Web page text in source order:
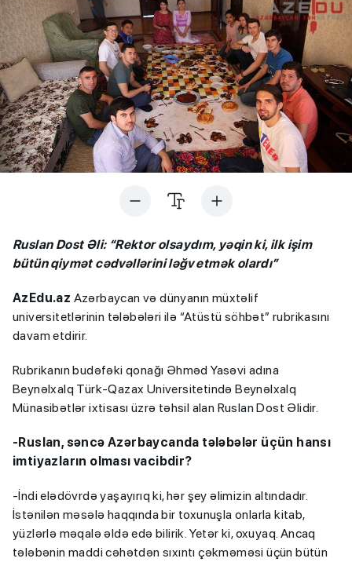
Ruslan Dost Əli: “Rektor olsaydım, yəqin ki, ilk işim
bütün qiymət cədvəllərini ləğv etmək olardı”
AzEdu.az Azərbaycan və dünyanın müxtəlif
universitetlərinin tələbələri ilə “Atüstü söhbət” rubrikasını
davam etdirir.
Rubrikanın budəfəki qonağı Əhməd Yasəvi adına
Beynəlxalq Türk-Qazax Universitetində Beynəlxalq
Münasibətlər ixtisası üzrə təhsil alan Ruslan Dost Əlidir.
-Ruslan, səncə Azərbaycanda tələbələr üçün hansı
imtiyazların olması vacibdir?
-İndi elədövrdə yaşayırıq ki, hər şey əlimizin altındadır.
İstənilən məsələ haqqında bir toxunuşla onlarla kitab,
yüzlərlə məqalə əldə edə bilirik. Yetər ki, oxuyaq. Ancaq
tələbənin maddi cəhətdən sıxıntı çəkməməsi üçün bütün